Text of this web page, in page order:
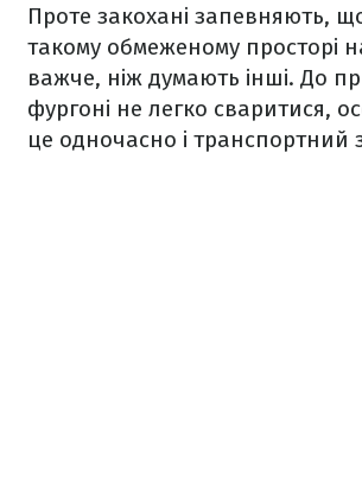
Проте закохані запевняють,
такому обмеженому просторі
важче, ніж думають інші. До
фургоні не легко сваритися,
це одночасно і транспортний